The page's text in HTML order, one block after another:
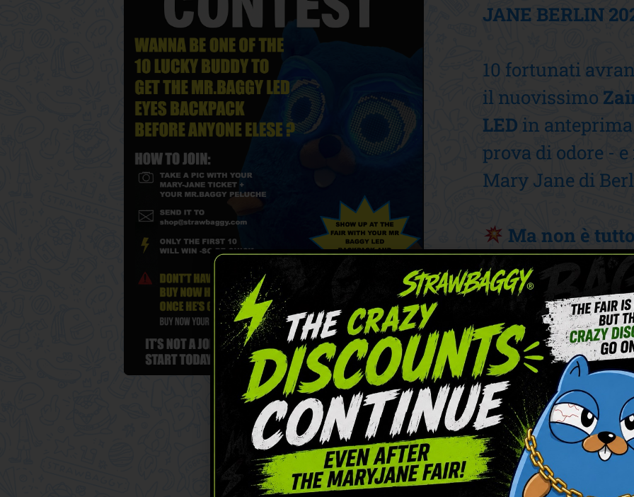
JANE BERLIN
10 fortunati
il nuovissimo
LED in
prova di odore -
Mary Jane di
Ma non è
Chi mostrerà lo
riceverà anche
direttamente
Come aderire:
Scattare una
per Mary Jane
Baggy